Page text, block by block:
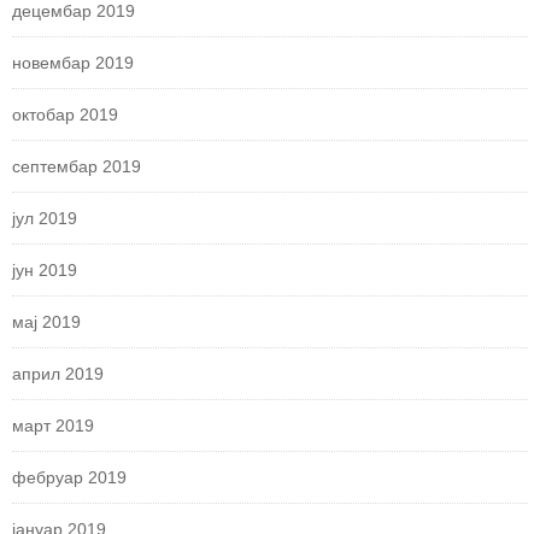
децембар 2019
новембар 2019
октобар 2019
септембар 2019
јул 2019
јун 2019
мај 2019
април 2019
март 2019
фебруар 2019
јануар 2019